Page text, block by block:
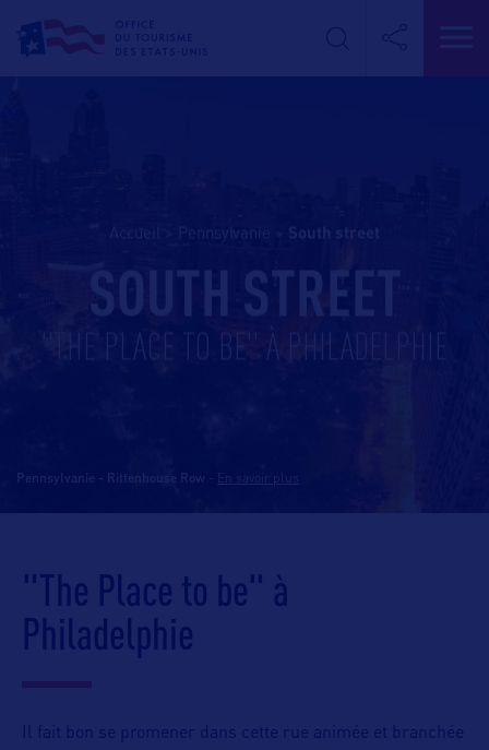
Pennsylvanie south street
SOUTH STREET
"THE PLACE TO BE" À PHILADELPHIE
Pennsylvanie - Rittenhouse Row
"The Place to be" à
Philadelphie
Il fait bon se promener dans cette rue animée et branchée